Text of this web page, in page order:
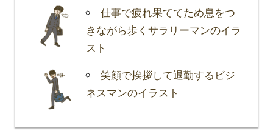
仕事で疲れ果ててため息をつ
きながら歩くサラリーマンのイラ
スト
笑顔で挨拶して退勤するビジ
ネスマンのイラスト